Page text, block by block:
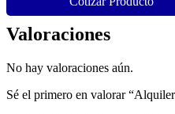
Valoraciones
No hay valoraciones aún.
Sé el primero en valorar